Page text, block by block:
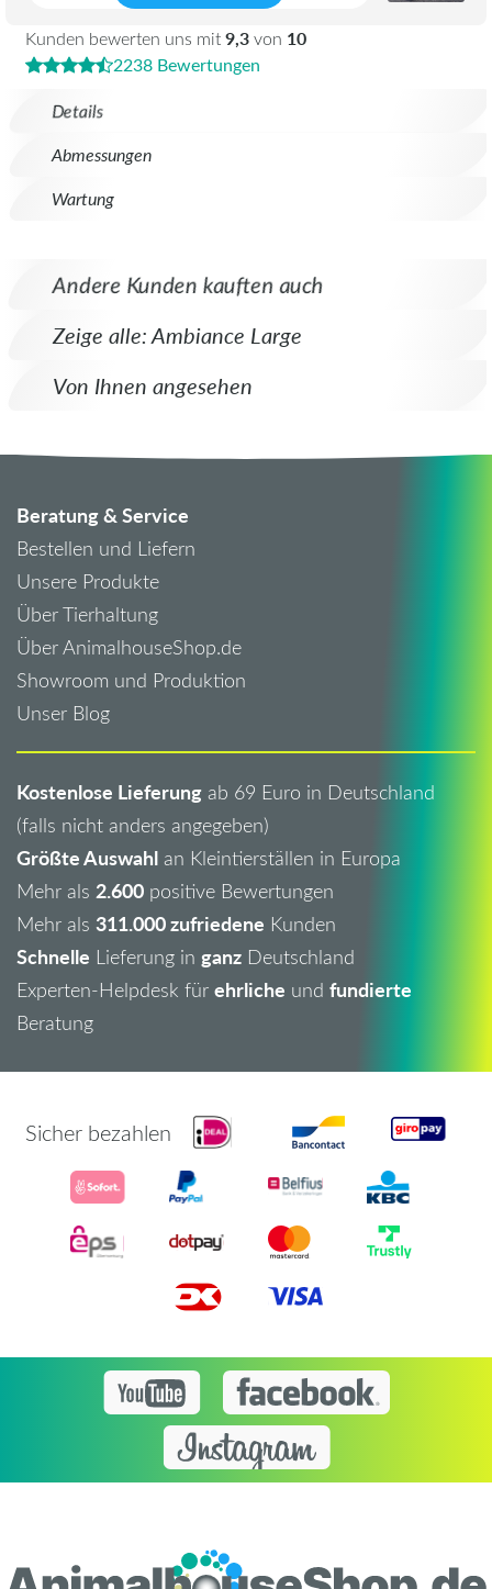
Details
Abmessungen
Wartung
Kunden bewerten uns mit9,3von 10
2238 Bewertungen
Andere Kunden kauften auch
Zeige alle: Ambiance Large
Von Ihnen angesehen
Beratung & Service
Bestellen und Liefern
Unsere Produkte
Über Tierhaltung
Über AnimalhouseShop.de
Showroom und Produktion
Unser Blog
Kostenlose Lieferung ab 69 Euro in Deutschland
(falls nicht anders angegeben)
Größte Auswahl an Kleintierställen in Europa
Mehr als 2.600 positive Bewertungen
Mehr als 311.000 zufriedene Kunden
Schnelle Lieferung in ganz Deutschland
Experten-Helpdesk für ehrliche und fundierte
Beratung
Sicher bezahlen